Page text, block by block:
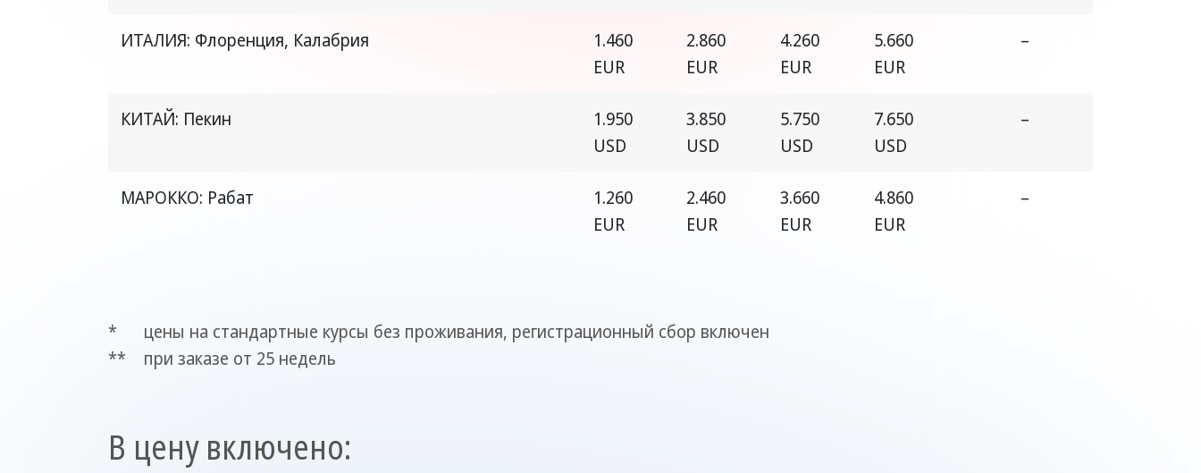
ИТАЛИЯ: Флоренция, Калабрия
1.460
EUR
2.860
EUR
4.260
EUR
5.660
EUR
–
КИТАЙ: Пекин
1.950
USD
3.850
USD
5.750
USD
7.650
USD
–
МАРОККО: Рабат
1.260
EUR
2.460
EUR
3.660
EUR
4.860
EUR
–
*
цены на стандартные курсы без проживания, регистрационный сбор включен
**
при заказе от 25 недель
В цену включено: